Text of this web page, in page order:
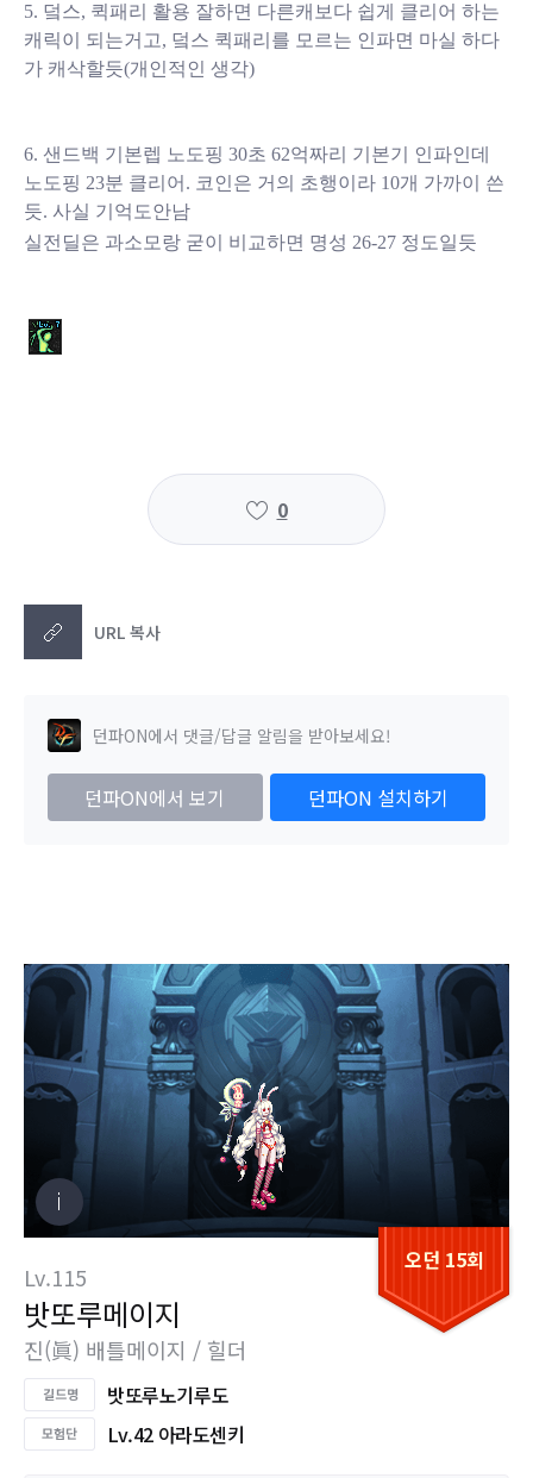
5. 덬스, 퀵패리 활용 잘하면 다른캐보다 쉽게 클리어 하는
캐릭이 되는거고, 덬스 퀵패리를 모르는 인파면 마실 하다
가 캐삭할듯(개인적인 생각)
6. 샌드백 기본렙 노도핑 30초 62억짜리 기본기 인파인데
노도핑 23분 클리어. 코인은 거의 초행이라 10개 가까이 쓴
듯. 사실 기억도안남
실전딜은 과소모랑 굳이 비교하면 명성 26-27 정도일듯
0
URL 복사
던파ON에서 댓글/답글 알림을 받아보세요!
던파ON에서 보기 던파ON 설치하기
오던 15회
Lv.115
밧또루메이지
진(眞) 배틀메이지 / 힐더
밧또루노기루도
Lv.42 아라도센키